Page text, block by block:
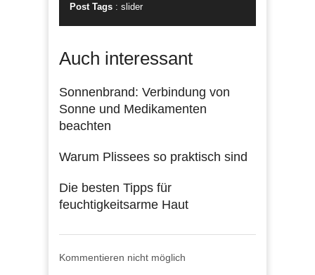
Post Tags : slider
Auch interessant
Sonnenbrand: Verbindung von
Sonne und Medikamenten
beachten
Warum Plissees so praktisch sind
Die besten Tipps für
feuchtigkeitsarme Haut
Kommentieren nicht möglich